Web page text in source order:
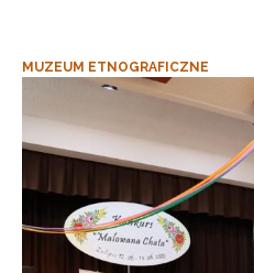
MUZEUM ETNOGRAFICZNE